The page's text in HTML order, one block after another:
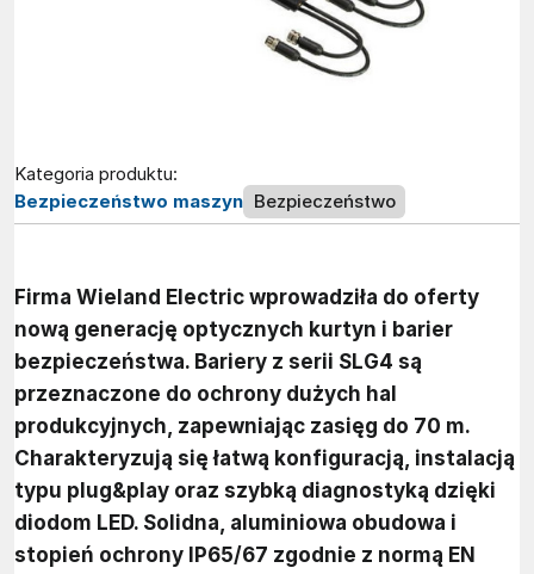
Kategoria produktu:
Bezpieczeństwo maszyn Bezpieczeństwo
Firma Wieland Electric wprowadziła do oferty
nową generację optycznych kurtyn i barier
bezpieczeństwa. Bariery z serii SLG4 są
przeznaczone do ochrony dużych hal
produkcyjnych, zapewniając zasięg do 70 m.
Charakteryzują się łatwą konfiguracją, instalacją
typu plug&play oraz szybką diagnostyką dzięki
diodom LED. Solidna, aluminiowa obudowa i
stopień ochrony IP65/67 zgodnie z normą EN